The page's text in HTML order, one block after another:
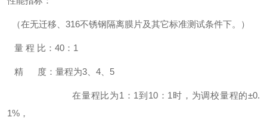
（在无迁移、316不锈钢隔离膜片及其它标准测试条件下。）
量 程 比：40：1
精 度：量程为3、4、5
在量程比为1：1到10：1时，为调校量程的±0.
1%，